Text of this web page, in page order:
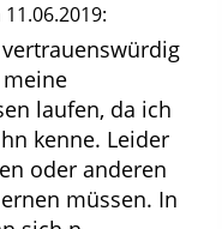
laufen, da ich
kenne. Leider
oder anderen
müssen. In